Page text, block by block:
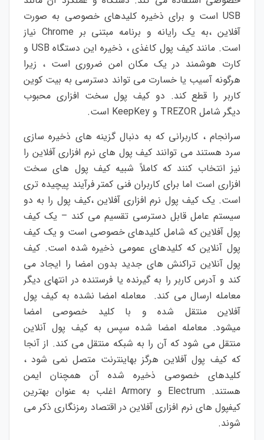
USB است و برای ذخیره کلیدهای خصوصی به صورت
آفلاین ،به یک رایانه و برنامه مبتنی بر
نیاز
است. مانند کیف پول کاغذی ، ذخیره این دستگاهUSB
و
کارت هوشمند در یک مکان امن ضروری است ، زیرا
هرگونه آسیب یا خسارت می تواند دسترسی به بیت کوین
کاربر را قطع کند. دو کیف پول سخت افزاری محبوب
دیگر شامل و است.
سرانجام ، کاربرانی که به دنبال گزینه های ذخیره سازی
سرد هستند می توانند کیف پول های نرم افزاری آفلاین را
نیز انتخاب کنند کهکاملاً شبیه کیف پول های سخت
افزاری است اما برای کاربران فنی کمتر فرآیند پیچیده تری
است. یک کیف پول نرم افزاری آفلاین ،کیف پول را به دو
سیستم عامل قابل دسترسی تقسیم می کند – یک کیف
پول آفلاین که شامل کلیدهای خصوصی است و یک کیف
پول آنلاین که کلیدهای عمومی ذخیره شده است. کیف
پول آنلاین تراکنش های جدید بدون امضا را ایجاد می
کند و آدرس کاربر را به گیرنده یا فرستنده در انتهای دیگر
معامله ارسال می کند. معامله امضا نشده به کیف پول
آفلاین
منتقل شده و با کلید خصوصی
امضا
میشود. معامله امضا شده سپس به کیف پول آنلاین
منتقل می شود که آن را به شبکه منتقل می کند. از آنجا
که کیف پول آفلاین هرگز بهاینترنت متصل نمی شود ،
کلیدهای خصوصی ذخیره شده آن همچنان
ایمن
هستند.
Electrum و اغلب به عنوان بهترین
کیفپول های نرم افزاری آفلاین در اقتصاد رمزنگاری ذکر می
شوند.